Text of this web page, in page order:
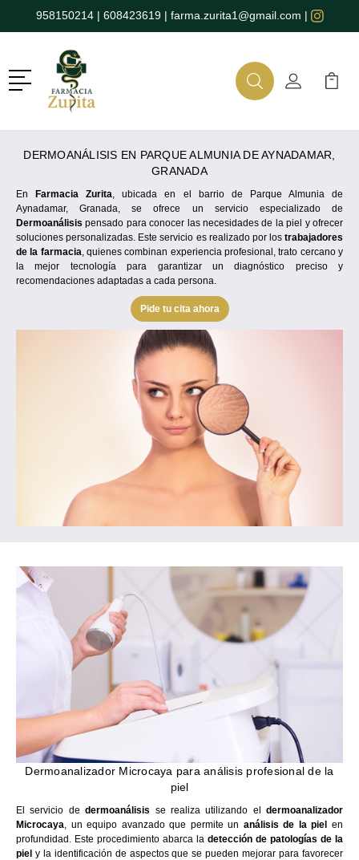
958150214| 608423619| farma.zurita1@gmail.com |
Menú
BuscarMi Cuenta
Mi
DERMOANÁLISIS EN PARQUE ALMUNIA DE AYNADAMAR,
GRANADA
En Farmacia Zurita, ubicada en el barrio de Parque Almunia de
Aynadamar, Granada, se ofrece un servicio especializado de
Dermoanálisis pensado para conocer las necesidades de la piel y ofrecer
soluciones personalizadas. Este servicio es realizado por los trabajadores
de la farmacia, quienes combinan experiencia profesional, trato cercano y
la mejor tecnología para garantizar un diagnóstico preciso y
recomendaciones adaptadas a cada persona.
Pide tu cita ahora
Dermoanalizador Microcaya para análisis profesional de la
piel
El servicio dedermoanálisis se realiza utilizando el dermoanalizador
Microcaya , un equipo avanzado que permite un análisis de la piel en
profundidad. Este procedimiento abarca la detección de patologías de la
piel y la identificación de aspectos que se pueden mejorar para favorecer